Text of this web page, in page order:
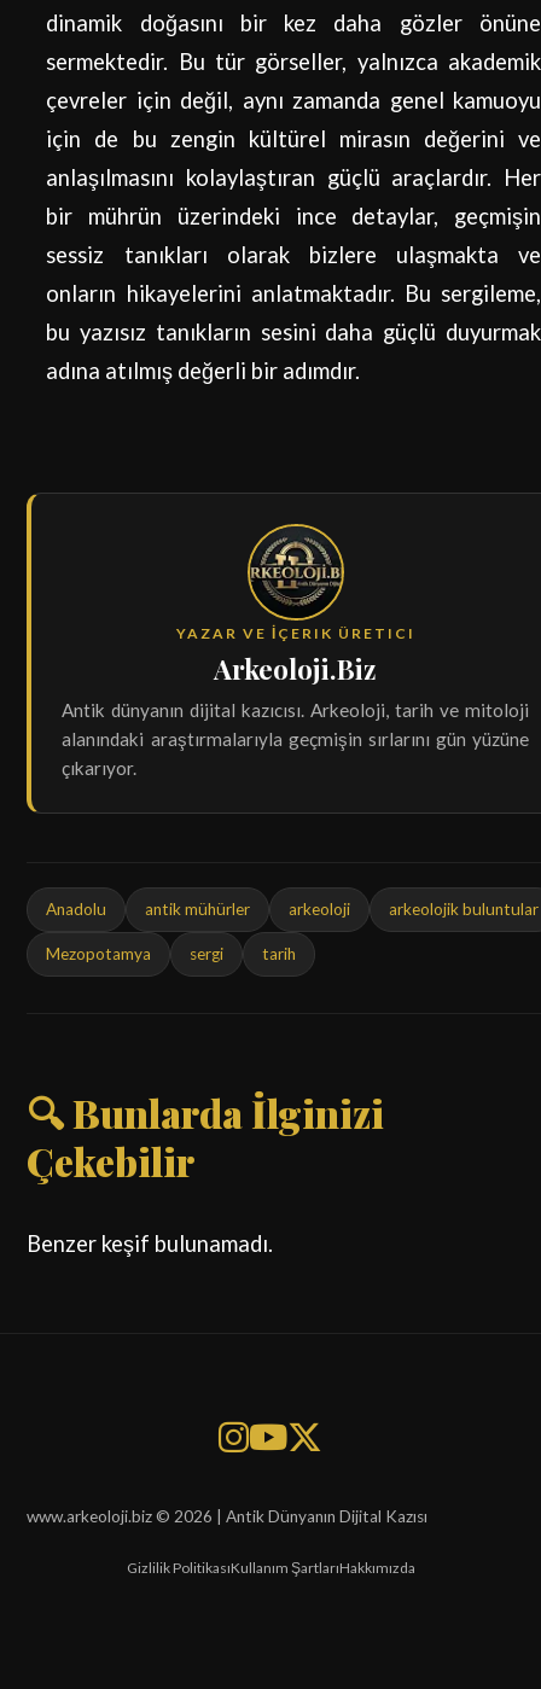
dinamik doğasını bir kez daha gözler önüne
sermektedir. Bu tür görseller, yalnızca akademik
çevreler için değil, aynı zamanda genel kamuoyu
için de bu zengin kültürel mirasın değerini ve
anlaşılmasını kolaylaştıran güçlü araçlardır. Her
bir mührün üzerindeki ince detaylar, geçmişin
sessiz tanıkları olarak bizlere ulaşmakta ve
onların hikayelerini anlatmaktadır. Bu sergileme,
bu yazısız tanıkların sesini daha güçlü duyurmak
adına atılmış değerli bir adımdır.
YAZAR VE İÇERIK ÜRETICI
Arkeoloji.Biz
Antik dünyanın dijital kazıcısı. Arkeoloji, tarih ve mitoloji
alanındaki araştırmalarıyla geçmişin sırlarını gün yüzüne
çıkarıyor.
Anadolu antik mühürler arkeoloji arkeolojik buluntular
Mezopotamya sergi tarih
🔍 Bunlarda İlginizi
Çekebilir
Benzer keşif bulunamadı.
www.arkeoloji.biz © 2026 | Antik Dünyanın Dijital Kazısı
Gizlilik PolitikasıKullanım ŞartlarıHakkımızda